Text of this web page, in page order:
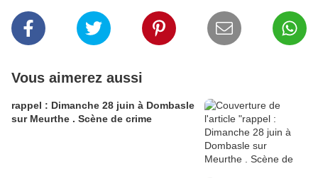
Vous aimerez aussi
rappel : Dimanche 28 juin à Dombasle
sur Meurthe . Scène de crime